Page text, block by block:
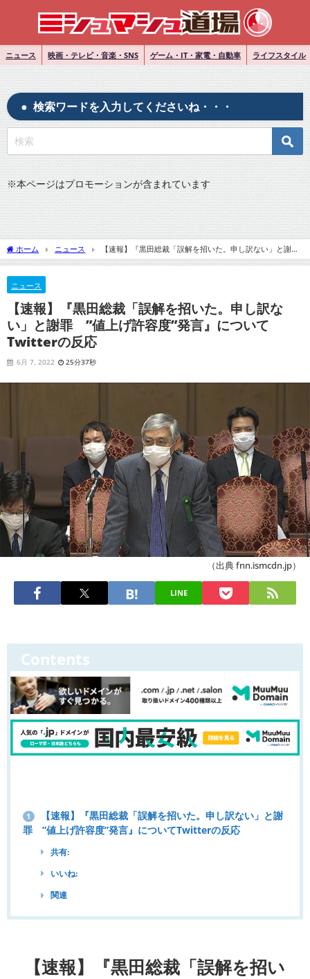
ニュース 映画・テレビ・音楽・SNS ゲーム・IT・家電・自動車 ライフスタイル
検索ワードを入力してくださいね・・・
※本ページはプロモーションが含まれています
ホーム ニュース
【速報】『黒田総裁「誤解を招いた。申し訳ない」と謝
罪 ”値上げ許容度”発言』についてTwitterの反応
ニュース
【速報】『黒田総裁「誤解を招いた。申し訳な
い」と謝罪 ”値上げ許容度”発言』について
Twitterの反応
6月 7, 2022 25分37秒
（出典 fnn.ismcdn.jp）
LINE
Contents
1
【速報】『黒田総裁「誤解を招いた。申し訳ない」と謝
罪 ”値上げ許容度”発言』についてTwitterの反応
共有:
いいね:
関連
【速報】『黒田総裁「誤解を招い